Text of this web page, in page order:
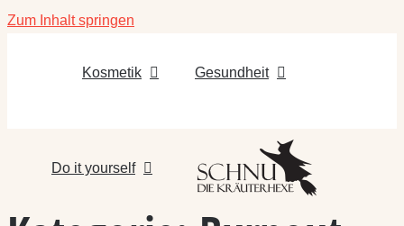
Zum Inhalt springen
Kosmetik Gesundheit
Do it yourself